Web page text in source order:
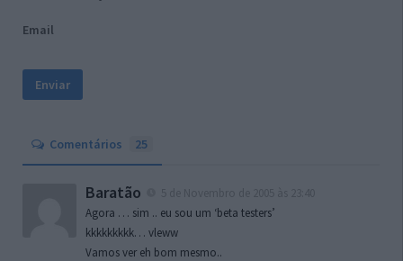
Email
Comentários 25
Baratão
Agora … sim .. eu sou um ‘beta testers’
kkkkkkkkk… vleww
Vamos ver eh bom mesmo..